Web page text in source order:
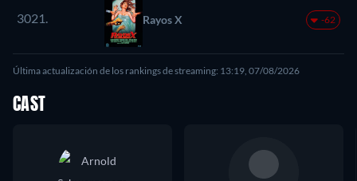
3021. Rayos X -62
Última actualización de los rankings de streaming: 13:19, 07/08/2026
CAST